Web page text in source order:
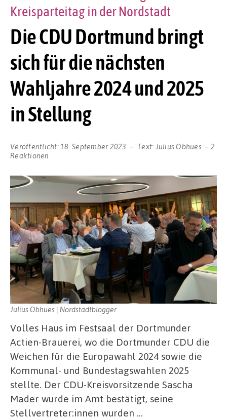
Die CDU Dortmund bringt
sich für die nächsten
Wahljahre 2024 und 2025
in Stellung
Kreisparteitag in der Nordstadt
Veröffentlicht: 18. September 2023 Text: Julius Obhues
2
Reaktionen
Julius Obhues | Nordstadtblogger
Volles Haus im Festsaal der Dortmunder
Actien-Brauerei, wo die Dortmunder CDU die
Weichen für die Europawahl 2024 sowie die
Kommunal- und Bundestagswahlen 2025
stellte. Der CDU-Kreisvorsitzende Sascha
Mader wurde im Amt bestätigt, seine
Stellvertreter:innen wurden …